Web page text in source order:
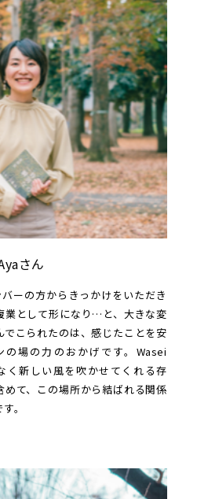
さん
ーの方からきっかけをいただき
業として形になり…と、大きな変
こられたのは、感じたことを安
場の力のおかげです。Wasei
く新しい風を吹かせてくれる存
て、この場所から結ばれる関係
。